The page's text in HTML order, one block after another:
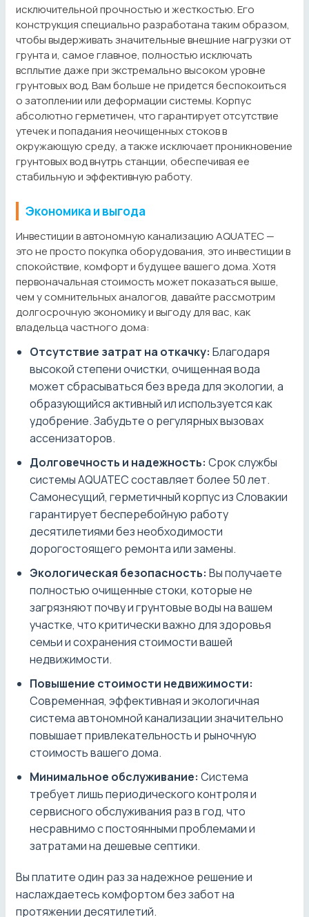
исключительной прочностью и жесткостью. Его
конструкция специально разработана таким образом,
чтобы выдерживать значительные внешние нагрузки от
грунта и, самое главное, полностью исключать
всплытие даже при экстремально высоком уровне
грунтовых вод. Вам больше не придется беспокоиться
о затоплении или деформации системы. Корпус
абсолютно герметичен, что гарантирует отсутствие
утечек и попадания неочищенных стоков в
окружающую среду, а также исключает проникновение
грунтовых вод внутрь станции, обеспечивая ее
стабильную и эффективную работу.
Экономика и выгода
Инвестиции в автономную канализацию AQUATEC —
это не просто покупка оборудования, это инвестиции в
спокойствие, комфорт и будущее вашего дома. Хотя
первоначальная стоимость может показаться выше,
чем у сомнительных аналогов, давайте рассмотрим
долгосрочную экономику и выгоду для вас, как
владельца частного дома:
Отсутствие затрат на откачку: Благодаря
высокой степени очистки, очищенная вода
может сбрасываться без вреда для экологии, а
образующийся активный ил используется как
удобрение. Забудьте о регулярных вызовах
ассенизаторов.
Долговечность и надежность: Срок службы
системы AQUATEC составляет более 50 лет.
Самонесущий, герметичный корпус из Словакии
гарантирует бесперебойную работу
десятилетиями без необходимости
дорогостоящего ремонта или замены.
Экологическая безопасность: Вы получаете
полностью очищенные стоки, которые не
загрязняют почву и грунтовые воды на вашем
участке, что критически важно для здоровья
семьи и сохранения стоимости вашей
недвижимости.
Повышение стоимости недвижимости:
Современная, эффективная и экологичная
система автономной канализации значительно
повышает привлекательность и рыночную
стоимость вашего дома.
Минимальное обслуживание: Система
требует лишь периодического контроля и
сервисного обслуживания раз в год, что
несравнимо с постоянными проблемами и
затратами на дешевые септики.
Вы платите один раз за надежное решение и
наслаждаетесь комфортом без забот на
протяжении десятилетий.